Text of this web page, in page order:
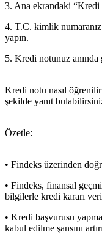
3. Ana ekrandaki “Kredi
4. T.C. kimlik
yapın.
5. Kredi notunuz anında
Kredi notu nasıl
şekilde yanıt
Özetle:
• Findeks üzerinden
• Findeks, finansal
bilgilerle kredi kararı
• Kredi başvurusu
kabul edilme şansını